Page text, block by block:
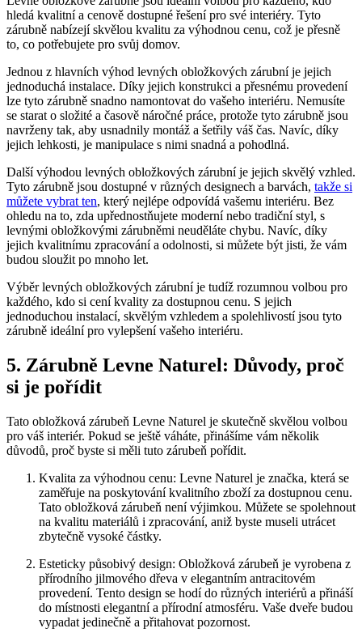
hledá kvalitní a cenově dostupné řešení pro své interiéry. Tyto
zárubně nabízejí skvělou kvalitu za výhodnou cenu, což je přesně
to, co potřebujete pro svůj domov.
Jednou z hlavních výhod levných obložkových zárubní je jejich
jednoduchá instalace. Díky jejich konstrukci a přesnému provedení
lze tyto zárubně snadno namontovat do vašeho interiéru. Nemusíte
se starat o složité a časově náročné práce, protože tyto zárubně jsou
navrženy tak, aby usnadnily montáž a šetřily váš čas. Navíc, díky
jejich lehkosti, je manipulace s nimi snadná a pohodlná.
Další výhodou levných obložkových zárubní je jejich skvělý vzhled.
Tyto zárubně jsou dostupné v různých designech a barvách, takže si
můžete vybrat ten, který nejlépe odpovídá vašemu interiéru. Bez
ohledu na to, zda upřednostňujete moderní nebo tradiční styl, s
levnými obložkovými zárubněmi neuděláte chybu. Navíc, díky
jejich kvalitnímu zpracování a odolnosti, si můžete být jisti, že vám
budou sloužit po mnoho let.
Výběr levných obložkových zárubní je tudíž rozumnou volbou pro
každého, kdo si cení kvality za dostupnou cenu. S jejich
jednoduchou instalací, skvělým vzhledem a spolehlivostí jsou tyto
zárubně ideální pro vylepšení vašeho interiéru.
5. Zárubně Levne Naturel: Důvody, proč
si je pořídit
Tato obložková zárubeň Levne Naturel je skutečně skvělou volbou
pro váš interiér. Pokud se ještě váháte, přinášíme vám několik
důvodů, proč byste si měli tuto zárubeň pořídit.
Kvalita za výhodnou cenu: Levne Naturel je značka, která se
zaměřuje na poskytování kvalitního zboží za dostupnou cenu.
Tato obložková zárubeň není výjimkou. Můžete se spolehnout
na kvalitu materiálů i zpracování, aniž byste museli utrácet
zbytečně vysoké částky.
Esteticky působivý design: Obložková zárubeň je vyrobena z
přírodního jilmového dřeva v elegantním antracitovém
provedení. Tento design se hodí do různých interiérů a přináší
do místnosti elegantní a přírodní atmosféru. Vaše dveře budou
vypadat jedinečně a přitahovat pozornost.